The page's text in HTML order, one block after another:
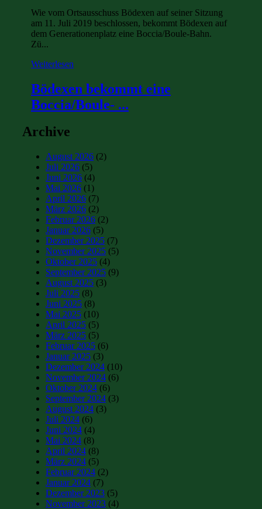
Wie vom Ortsausschuss Bödexen auf seiner Sitzung
am 11. Juli 2019 beschlossen, bekommt Bödexen auf
dem Generationenplatz eine Boccia/Boule-Bahn.
Zü...
Weiterlesen
Bödexen bekommt eine
Boccia/Boule- ...
Archive
August 2026 (2)
Juli 2026 (5)
Juni 2026 (4)
Mai 2026 (1)
April 2026 (7)
März 2026 (2)
Februar 2026 (2)
Januar 2026 (5)
Dezember 2025 (7)
November 2025 (5)
Oktober 2025 (4)
September 2025 (9)
August 2025 (3)
Juli 2025 (8)
Juni 2025 (8)
Mai 2025 (10)
April 2025 (5)
März 2025 (5)
Februar 2025 (6)
Januar 2025 (3)
Dezember 2024 (10)
November 2024 (6)
Oktober 2024 (6)
September 2024 (3)
August 2024 (3)
Juli 2024 (6)
Juni 2024 (4)
Mai 2024 (8)
April 2024 (8)
März 2024 (5)
Februar 2024 (2)
Januar 2024 (7)
Dezember 2023 (5)
November 2023 (4)